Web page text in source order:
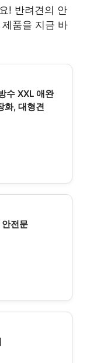
! 반려견의 안
품을 지금 바
수 XXL 애완
화, 대형견
전문